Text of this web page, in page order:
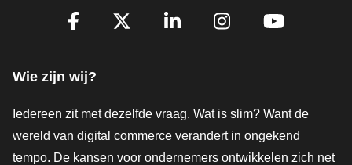
Volg je ons al?
Wie zijn wij?
Iedereen zit met dezelfde vraag. Wat is slim? Want de
wereld van digital commerce verandert in ongekend
tempo. De kansen voor ondernemers ontwikkelen zich net